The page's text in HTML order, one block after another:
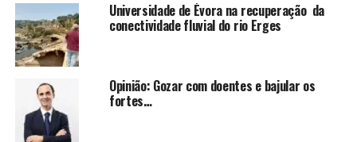
Universidade de Évora na recuperação da
conectividade fluvial do rio Erges
Opinião: Gozar com doentes e bajular os
fortes…